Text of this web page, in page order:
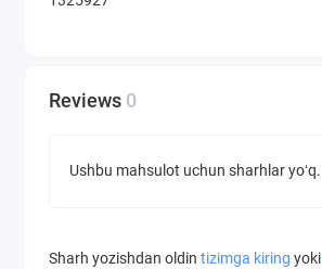
Reviews 0
Ushbu mahsulot uchun sharhlar yoʻq.
Sharh yozishdan oldin tizimga kiring yoki